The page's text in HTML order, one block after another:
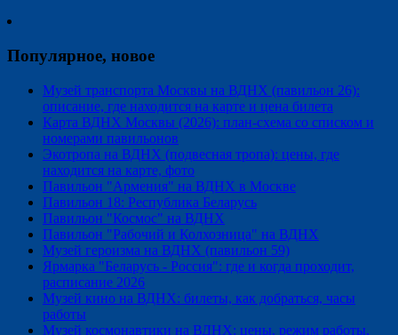
Популярное, новое
Музей транспорта Москвы на ВДНХ (павильон 26):
описание, где находится на карте и цена билета
Карта ВДНХ Москвы (2026): план-схема со списком и
номерами павильонов
Экотропа на ВДНХ (подвесная тропа): цены, где
находится на карте, фото
Павильон "Армения" на ВДНХ в Москве
Павильон 18: Республика Беларусь
Павильон "Космос" на ВДНХ
Павильон "Рабочий и Колхозница" на ВДНХ
Музей героизма на ВДНХ (павильон 59)
Ярмарка "Беларусь - Россия": где и когда проходит,
расписание 2026
Музей кино на ВДНХ: билеты, как добраться, часы
работы
Музей космонавтики на ВДНХ: цены, режим работы,